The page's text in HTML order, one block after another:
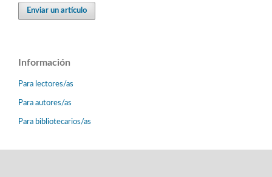
Enviar un artículo
Información
Para lectores/as
Para autores/as
Para bibliotecarios/as